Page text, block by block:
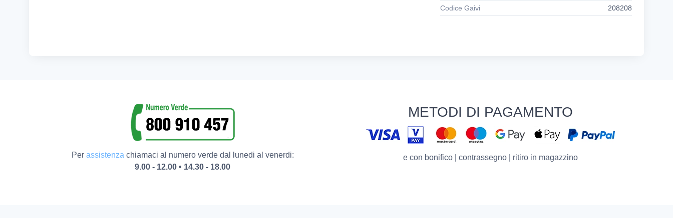
Codice Gaivi
208208
Per assistenzachiamaci al numero verde dal lunedi al venerdi:
9.00 - 12.00 • 14.30 - 18.00
METODI DI PAGAMENTO
e con bonifico | contrassegno | ritiro in magazzino